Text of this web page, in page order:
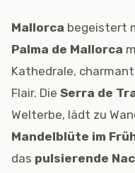
Mallorca begeistert
Palma de Mallorca
Kathedrale,
Flair. Die Serra de
Welterbe, lädt zu
Mandelblüte im
das pulsierende